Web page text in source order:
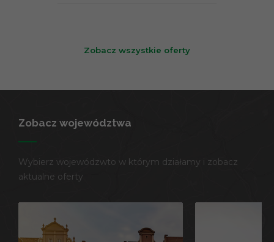
Zobacz wszystkie oferty
Zobacz województwa
Wybierz wojewódzwto w którym działamy i zobacz
aktualne oferty